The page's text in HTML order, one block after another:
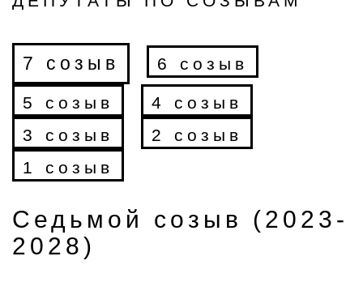
7 созыв
6 созыв
5 созыв
4 созыв
3 созыв
2 созыв
1 созыв
Седьмой созыв (2023-
2028)